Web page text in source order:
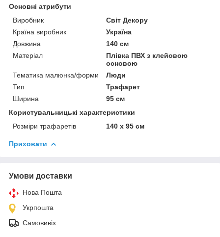
Основні атрибути
Виробник
Світ Декору
Країна виробник
Україна
Довжина
140 см
Матеріал
Плівка ПВХ з клейовою
основою
Тематика малюнка/форми
Люди
Тип
Трафарет
Ширина
95 см
Користувальницькі характеристики
Розміри трафаретів
140 х 95 см
Приховати
Умови доставки
Нова Пошта
Укрпошта
Самовивіз